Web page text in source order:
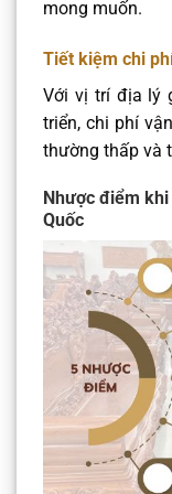
mong muốn.​
Tiết kiệm chi
Với vị trí địa lý
triển, chi phí
thường thấp và
Nhược điểm
Quốc